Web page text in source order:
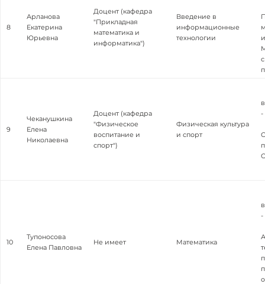
8
Арланова
Екатерина
Юрьевна
Доцент (кафедра
"Прикладная
математика и
информатика")
Введение в
информационные
технологии
9
Чеканушкина
Елена
Николаевна
Доцент (кафедра
"Физическое
воспитание и
спорт")
Физическая культура
и спорт
-
10
Тупоносова
Елена Павловна
Не имеет Математика
-